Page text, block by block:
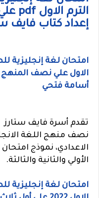
إعداد كتاب فايف
امتحان لغة إنجليزية
الاول علي نصف
أسامة فتحي
تقدم أسرة فايف
نصف منهج اللغة
الاعدادي، نموذج
الأولي والثانية والثالثة.
امتحان لغة إنجليزية